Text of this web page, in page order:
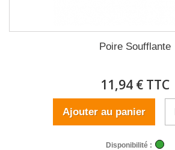
Poire Soufflante
11,94 € TTC
Ajouter au panier
Disponibilité :